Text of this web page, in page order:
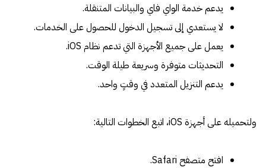
يدعم خدمة الواي فاي والبيانات المتنقلة.
لا يستعدي إلى تسجيل الدخول للحصول على الخدمات.
يعمل على جميع الأجهزة التي تدعم نظام iOS.
التحديثات متوفرة وسريعة طيلة الوقت.
يدعم التنزيل المتعدد في وقتٍ واحد.
ولتحميله على أجهزة iOS، اتبع الخطوات التالية:
افتح متصفح Safari.